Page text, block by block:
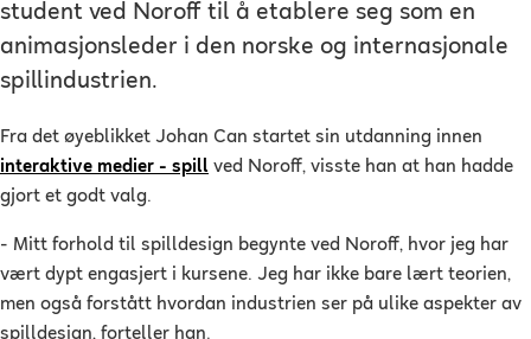
student ved Noroff til å etablere seg som en
animasjonsleder i den norske og internasjonale
spillindustrien.
Fra det øyeblikket Johan Can startet sin utdanning innen
interaktive medier - spill ved Noroff, visste han at han hadde
gjort et godt valg.
- Mitt forhold til spilldesign begynte ved Noroff, hvor jeg har
vært dypt engasjert i kursene. Jeg har ikke bare lært teorien,
men også forstått hvordan industrien ser på ulike aspekter av
spilldesign, forteller han.